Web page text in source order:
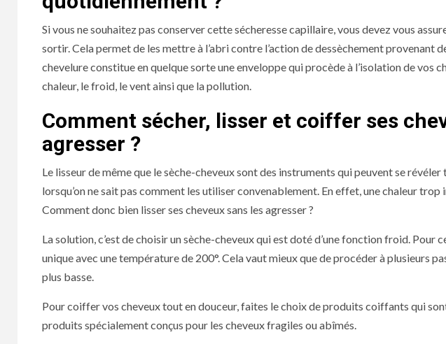
Si vous ne souhaitez pas conserver cette sécheresse capillaire, vous devez vous
sortir. Cela permet de les mettre à l’abri contre l’action de dessèchement provenant
chevelure constitue en quelque sorte une enveloppe qui procède à l’isolation de vos
chaleur, le froid, le vent ainsi que la pollution.
Comment sécher, lisser et coiffer ses
agresser ?
Le lisseur de même que le sèche-cheveux sont des instruments qui peuvent se
lorsqu’on ne sait pas comment les utiliser convenablement. En effet, une chaleur
Comment donc bien lisser ses cheveux sans les agresser ?
La solution, c’est de choisir un sèche-cheveux qui est doté d’une fonction froid. Pour
unique avec une température de 200°. Cela vaut mieux que de procéder à plusieurs
plus basse.
Pour coiffer vos cheveux tout en douceur, faites le choix de produits coiffants qui
produits spécialement conçus pour les cheveux fragiles ou abîmés.